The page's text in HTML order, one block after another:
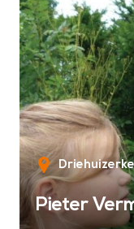
Pieter